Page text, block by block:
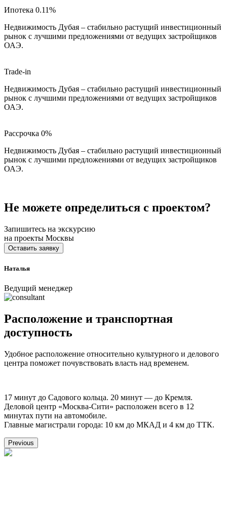
Ипотека 0.11%
Недвижимость Дубая – стабильно растущий инвестиционный
рынок с лучшими предложениями от ведущих застройщиков
ОАЭ.
Trade-in
Недвижимость Дубая – стабильно растущий инвестиционный
рынок с лучшими предложениями от ведущих застройщиков
ОАЭ.
Рассрочка 0%
Недвижимость Дубая – стабильно растущий инвестиционный
рынок с лучшими предложениями от ведущих застройщиков
ОАЭ.
Не можете определиться с проектом?
Запишитесь на экскурсию
на проекты Москвы
Оставить заявку
Наталья
Ведущий менеджер
Расположение и транспортная
доступность
Удобное расположение относительно культурного и делового
центра поможет почувствовать власть над временем.
17 минут до Садового кольца. 20 минут — до Кремля.
Деловой центр «Москва-Сити» расположен всего в 12
минутах пути на автомобиле.
Главные магистрали города: 10 км до МКАД и 4 км до ТТК.
Previous